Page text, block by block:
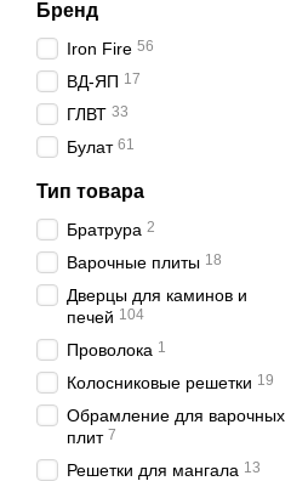
Бренд
Iron Fire 56
ВД-ЯП 17
ГЛВТ 33
Булат 61
Тип товара
Братрура 2
Варочные плиты 18
Дверцы для каминов и
печей 104
Проволока 1
Колосниковые решетки 19
Обрамление для варочных
плит 7
Решетки для мангала 13